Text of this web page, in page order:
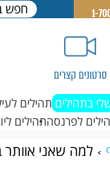
סרטונים קצרים
בתהילים תהילים
לפרנסהתהילים
למה שאני אוותר